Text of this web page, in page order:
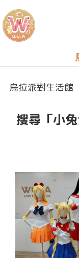
烏拉派對生活館
烏拉派對生活館
搜尋「小